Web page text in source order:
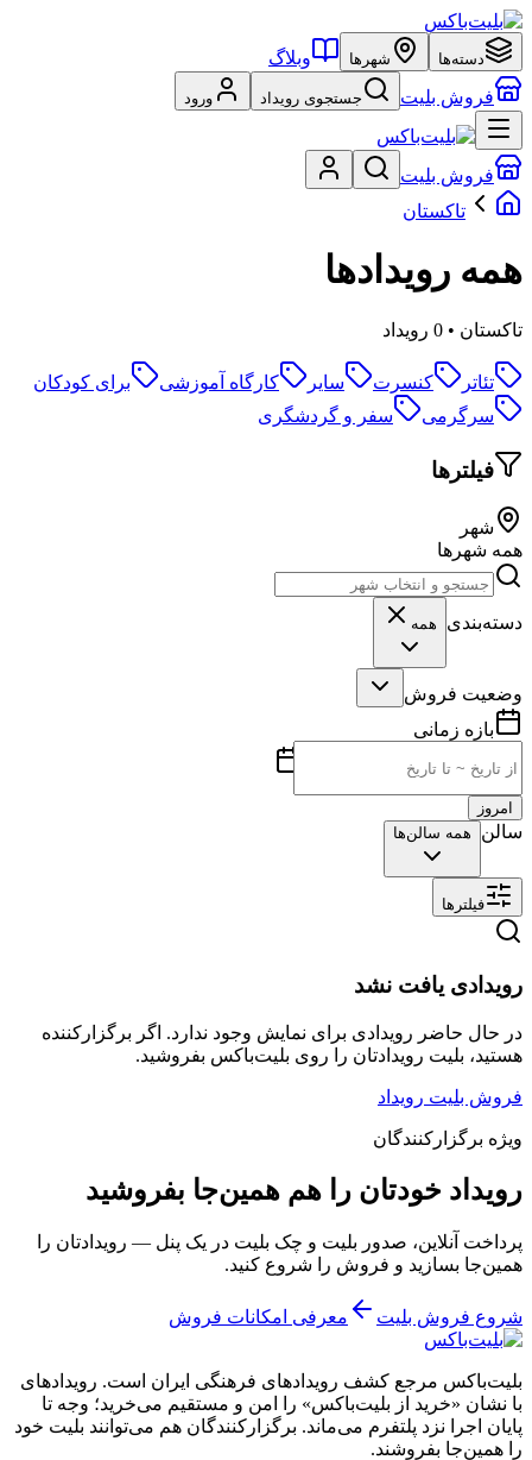
دسته‌ها شهرها
وبلاگ
فروش بلیت
جستجوی رویداد ورود
فروش بلیت
تاکستان
همه رویدادها
تاکستان • 0 رویداد
تئاتر کنسرت سایر کارگاه آموزشی
برای کودکان
سرگرمی
سفر و گردشگری
فیلترها
شهر
همه شهرها
دسته‌بندی همه
وضعیت فروش
بازه زمانی
امروز
سالن همه سالن‌ها
فیلترها
رویدادی یافت نشد
در حال حاضر رویدادی برای نمایش وجود ندارد. اگر برگزارکننده
هستید، بلیت رویدادتان را روی بلیت‌باکس بفروشید.
فروش بلیت رویداد
ویژه برگزارکنندگان
رویداد خودتان را هم همین‌جا بفروشید
پرداخت آنلاین، صدور بلیت و چک بلیت در یک پنل — رویدادتان را
همین‌جا بسازید و فروش را شروع کنید.
شروع فروش بلیت معرفی امکانات فروش
بلیت‌باکس مرجع کشف رویدادهای فرهنگی ایران است. رویدادهای
با نشان «خرید از بلیت‌باکس» را امن و مستقیم می‌خرید؛ وجه تا
پایان اجرا نزد پلتفرم می‌ماند. برگزارکنندگان هم می‌توانند بلیت خود
را همین‌جا بفروشند.